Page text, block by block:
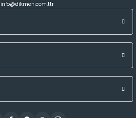
info@dikmen.com.ttr